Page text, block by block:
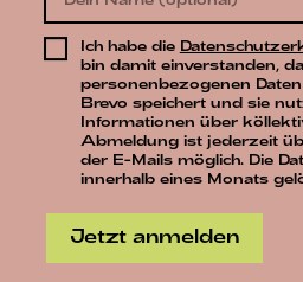
Ich habe die
bin damit einverstanden,
personenbezogenen
Brevo speichert und sie
Informationen über
Abmeldung ist jederzeit
der E-Mails möglich. Die
innerhalb eines Monats
Jetzt anmelden